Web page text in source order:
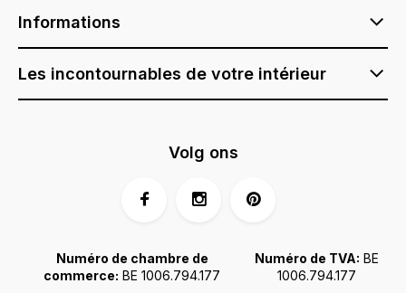
Informations
Les incontournables de votre intérieur
Numéro de chambre de
commerce: BE 1006.794.177
Numéro de TVA: BE
1006.794.177
Volg ons